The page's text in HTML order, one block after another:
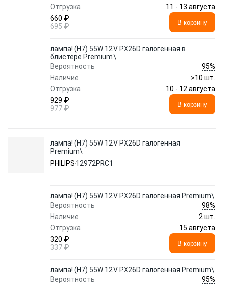
Отгрузка
11 - 13 августа
660 ₽
695 ₽
В корзину
лампа! (H7) 55W 12V PX26D галогенная в
блистере Premium\
Вероятность
95%
Наличие
>10 шт.
Отгрузка
10 - 12 августа
929 ₽
977 ₽
В корзину
лампа! (H7) 55W 12V PX26D галогенная
Premium\
PHILIPS 12972PRC1
лампа! (H7) 55W 12V PX26D галогенная Premium\
Вероятность
98%
Наличие
2 шт.
Отгрузка
15 августа
320 ₽
337 ₽
В корзину
лампа! (H7) 55W 12V PX26D галогенная Premium\
Вероятность
95%